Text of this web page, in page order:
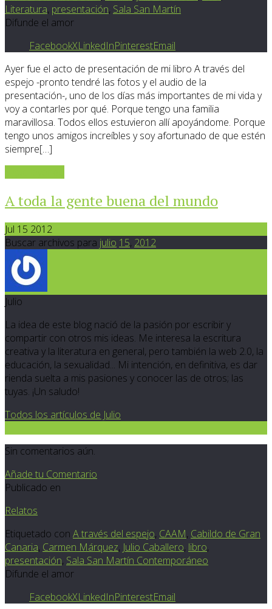
Literatura, presentación, Sala San Martín
Difunde el amor
FacebookXLinkedInPinterestEmail
Ayer fue el acto de presentación de mi libro A través del
espejo -pronto tendré las fotos y el audio de la
presentación-, uno de los días más importantes de mi vida y
voy a contarles por qué. Porque tengo una familia
maravillosa. Todos ellos estuvieron allí apoyándome. Porque
tengo unos amigos increíbles y soy afortunado de que estén
siempre[…]
A toda la gente buena del mundo
Jul 15 2012
Buscar archivos para julio 15, 2012
Julio
La idea de este blog nació de la pasión por escribir y
compartir con otros mis ideas. Me interesa la escritura
creativa y la literatura en general, pero también la web 2.0, la
educación, la sexualidad... Mi intención, en definitiva, es dar
rienda suelta a mis pasiones y conocer las de otros; las
tuyas. ¡Un saludo!
Todos los artículos de Julio
Sin comentarios aún.
Añade tu Comentario
Publicado en
Relatos
Etiquetado con A través del espejo, CAAM, Cabildo de Gran
Canaria, Carmen Márquez, Julio Caballero, libro,
presentación, Sala San Martín Contemporáneo
Difunde el amor
FacebookXLinkedInPinterestEmail